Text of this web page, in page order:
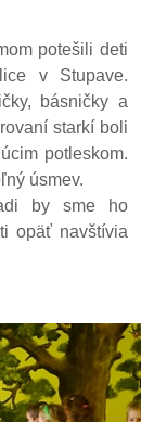
potešili deti
v Stupave.
básničky a
starkí boli
potleskom.
úsmev.
by sme ho
opäť navštívia